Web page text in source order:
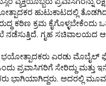
ಹುಟುಕಾಟದಲ್ಲಿ
ಕಠಿಣ ಕ್ರಮ ಕೈಗೊಳ್ಳಬೇಕೆಂದು
ನಡೆಸುತ್ತಿದೆ. ಗೃಹ ಸಚಿವಾಲಯದ
ಎರಡು ಮೊಬೈಲ್
ಪ್ರವಾಸಿಗರಿಗೆ ಸೇರಿದ್ದು ಮತ್ತು
ಭಾಗಿಯಾಗಿದ್ದರು. ಅದರಲ್ಲಿ